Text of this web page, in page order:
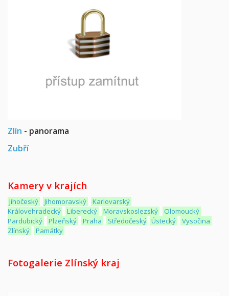
Zlín - panorama
Zubří
Kamery v krajích
Jihočeský Jihomoravský
Karlovarský
Královehradecký
Liberecký Moravskoslezský
Olomoucký
Pardubický
Plzeňský Praha Středočeský Ústecký
Vysočina
Zlínský
Památky
Fotogalerie Zlínský kraj